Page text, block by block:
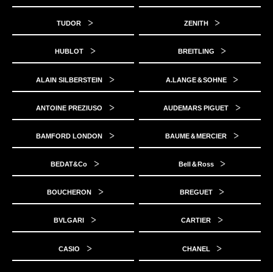
TUDOR ZENITH
HUBLOT BREITLING
ALAIN SILBERSTEIN A.LANGE＆SOHNE
ANTOINE PREZIUSO AUDEMARS PIGUET
BAMFORD LONDON BAUME＆MERCIER
BEDAT&Co Bell＆Ross
BOUCHERON BREGUET
BVLGARI CARTIER
CASIO CHANEL